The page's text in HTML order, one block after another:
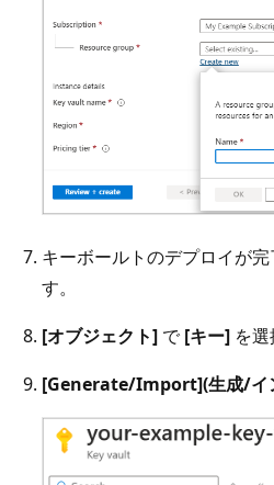
キーボールトのデプロイが
す。
[オブジェクト] で[キー] を選
[Generate/Import](生成/イ